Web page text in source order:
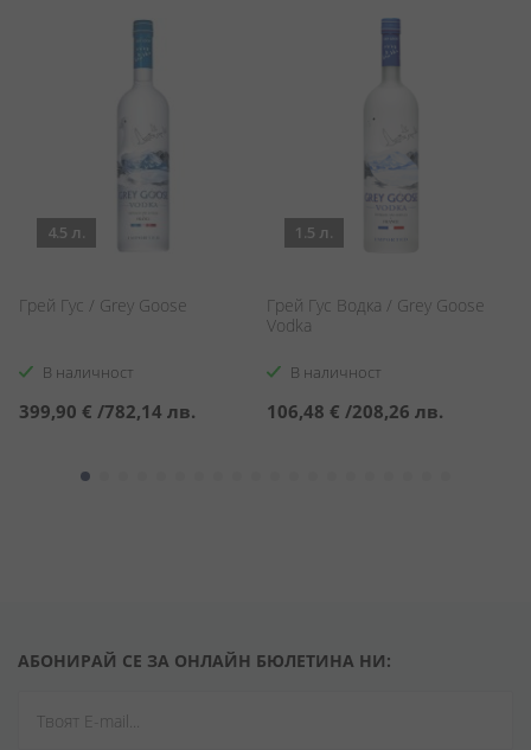
4.5 л.
Грей Гус / Grey Goose
В наличност
399,90 € /782,14 лв.
1.5 л.
Грей Гус Водка / Grey Goose
Vodka
В наличност
106,48 € /208,26 лв.
АБОНИРАЙ СЕ ЗА ОНЛАЙН БЮЛЕТИНА НИ: